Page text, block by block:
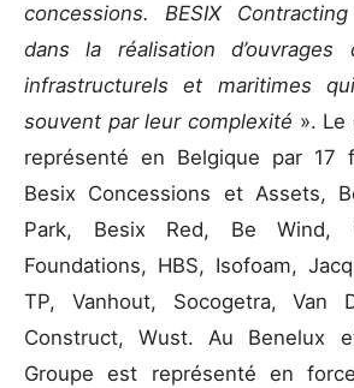
concessions. BESIX
dans la réalisation d’ouvrages
infrastructurels et maritimes
souvent par leur complexité ». Le
représenté en Belgique par 17
Besix Concessions et Assets,
Park, Besix Red, Be Wind,
Foundations, HBS, Isofoam,
TP, Vanhout, Socogetra, Van
Construct, Wust. Au Benelux
Groupe est représenté en